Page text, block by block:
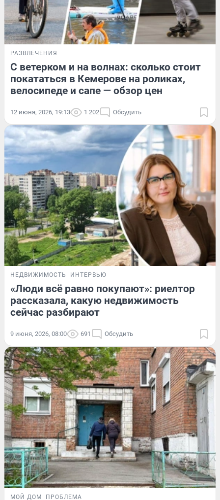
РАЗВЛЕЧЕНИЯ
С ветерком и на волнах: сколько стоит
покататься в Кемерове на роликах,
велосипеде и сапе — обзор цен
12 июня, 2026, 19:13 1 202 Обсудить
НЕДВИЖИМОСТЬ ИНТЕРВЬЮ
«Люди всё равно покупают»: риелтор
рассказала, какую недвижимость
сейчас разбирают
9 июня, 2026, 08:00 691 Обсудить
МОЙ ДОМ ПРОБЛЕМА